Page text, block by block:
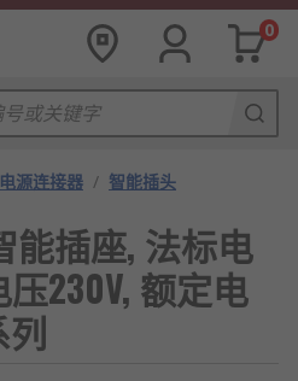
0
源连接器 / 智能插头
能插座, 法标电
230V, 额定电
列